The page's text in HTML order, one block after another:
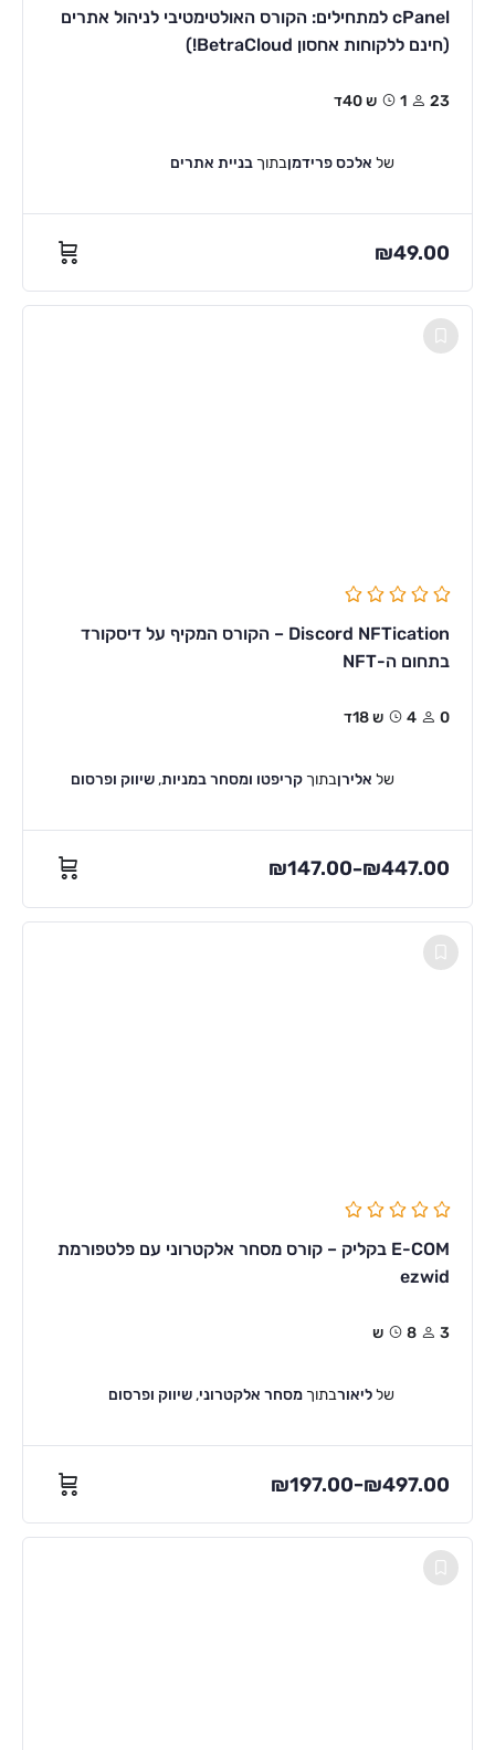
cPanel למתחילים: הקורס האולטימטיבי לניהול אתרים
(חינם ללקוחות אחסון BetraCloud!)
23 1ש 40ד
של אלכס פרידמןבתוך בניית אתרים
₪49.00
Discord NFTication – הקורס המקיף על דיסקורד
בתחום ה-NFT
0 4ש 18ד
של אלירןבתוך קריפטו ומסחר במניות, שיווק ופרסום
₪147.00–₪447.00
E-COM בקליק – קורס מסחר אלקטרוני עם פלטפורמת
ezwid
3 8ש
שלליאורבתוך מסחר אלקטרוני, שיווק ופרסום
₪197.00–₪497.00